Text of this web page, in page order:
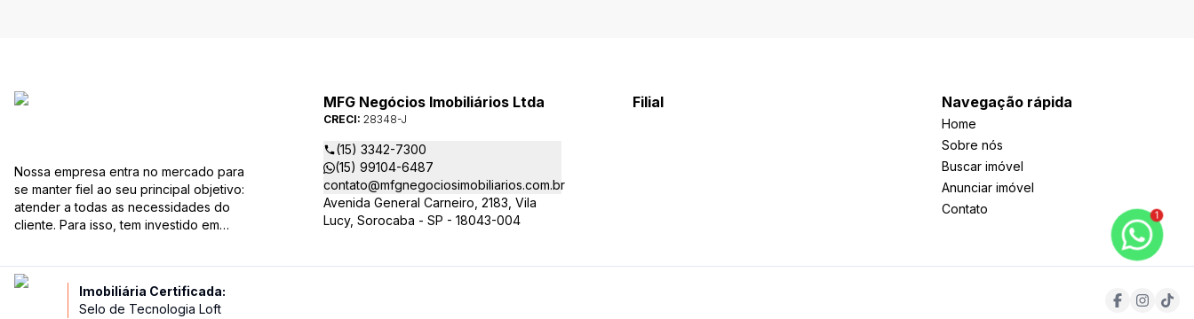
Nossa empresa entra no mercado para
se manter fiel ao seu principal objetivo:
atender a todas as necessidades do
cliente. Para isso, tem investido em
equipe de corretores especializados,
mantém seu banco de dados sempre
atualizado, com várias ofertas de
MFG Negócios Imobiliários Ltda
CRECI: 28348-J
(15) 3342-7300
(15) 99104-6487
contato@mfgnegociosimobiliarios.com.br
Avenida General Carneiro, 2183, Vila
Lucy, Sorocaba - SP - 18043-004
Filial Navegação rápida
Home
Sobre nós
Buscar imóvel
Anunciar imóvel
Contato
Imobiliária Certificada:
Selo de Tecnologia Loft
1